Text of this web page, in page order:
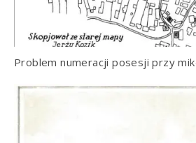
Problem numeracji posesji przy